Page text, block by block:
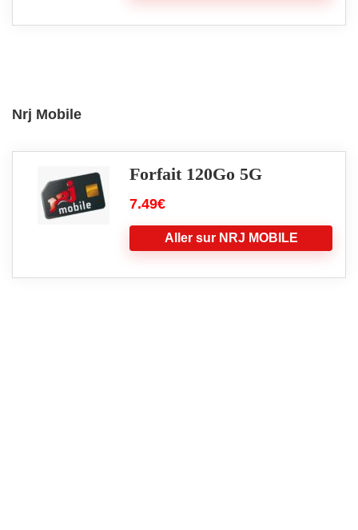
Nrj Mobile
Forfait 120Go 5G
7.49€
Aller sur NRJ MOBILE